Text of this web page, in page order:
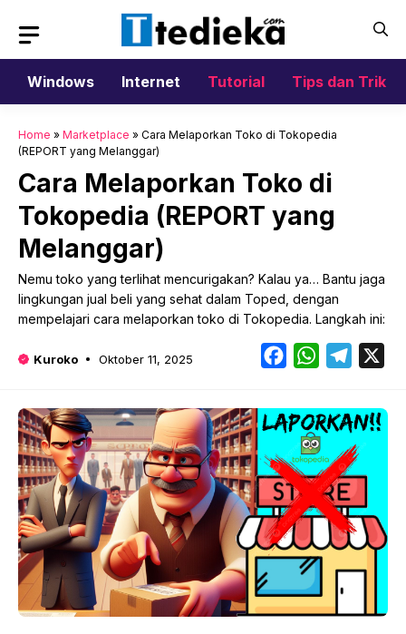
isi
Windows
Internet Tutorial Tips dan Trik
Home » Marketplace » Cara Melaporkan Toko di Tokopedia
(REPORT yang Melanggar)
Cara Melaporkan Toko di
Tokopedia (REPORT yang
Melanggar)
Nemu toko yang terlihat mencurigakan? Kalau ya… Bantu jaga
lingkungan jual beli yang sehat dalam Toped, dengan
mempelajari cara melaporkan toko di Tokopedia. Langkah ini:
Kuroko Oktober 11, 2025 FacebookWhatsApp